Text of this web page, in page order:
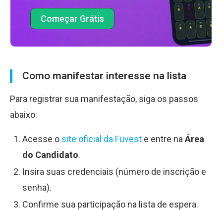
Começar Grátis
Como manifestar interesse na lista
Para registrar sua manifestação, siga os passos
abaixo:
Acesse o site oficial da Fuvest e entre na Área
do Candidato.
Insira suas credenciais (número de inscrição e
senha).
Confirme sua participação na lista de espera.